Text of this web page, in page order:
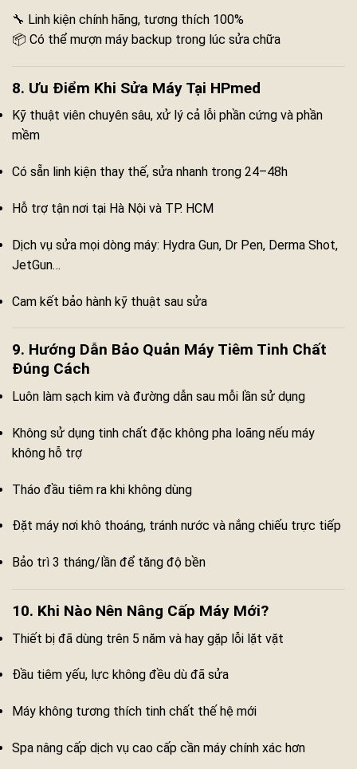
🔧 Linh kiện chính hãng, tương thích 100%
📦 Có thể mượn máy backup trong lúc sửa chữa
8. Ưu Điểm Khi Sửa Máy Tại HPmed
Kỹ thuật viên chuyên sâu, xử lý cả lỗi phần cứng và phần
mềm
Có sẵn linh kiện thay thế, sửa nhanh trong 24–48h
Hỗ trợ tận nơi tại Hà Nội và TP. HCM
Dịch vụ sửa mọi dòng máy: Hydra Gun, Dr Pen, Derma Shot,
JetGun…
Cam kết bảo hành kỹ thuật sau sửa
9. Hướng Dẫn Bảo Quản Máy Tiêm Tinh Chất
Đúng Cách
Luôn làm sạch kim và đường dẫn sau mỗi lần sử dụng
Không sử dụng tinh chất đặc không pha loãng nếu máy
không hỗ trợ
Tháo đầu tiêm ra khi không dùng
Đặt máy nơi khô thoáng, tránh nước và nắng chiếu trực tiếp
Bảo trì 3 tháng/lần để tăng độ bền
10. Khi Nào Nên Nâng Cấp Máy Mới?
Thiết bị đã dùng trên 5 năm và hay gặp lỗi lặt vặt
Đầu tiêm yếu, lực không đều dù đã sửa
Máy không tương thích tinh chất thế hệ mới
Spa nâng cấp dịch vụ cao cấp cần máy chính xác hơn